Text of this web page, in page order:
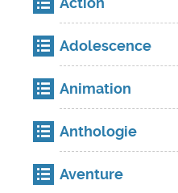
Adolescence
Animation
Anthologie
Aventure